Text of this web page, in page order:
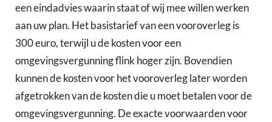
een eindadvies waarin staat of wij mee willen werken
aan uw plan. Het basistarief van een vooroverleg is
300 euro, terwijl u de kosten voor een
omgevingsvergunning flink hoger zijn. Bovendien
kunnen de kosten voor het vooroverleg later worden
afgetrokken van de kosten die u moet betalen voor de
omgevingsvergunning. De exacte voorwaarden voor